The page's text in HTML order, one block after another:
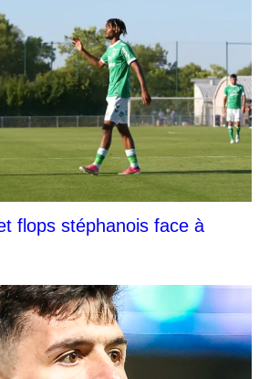
flops stéphanois face à